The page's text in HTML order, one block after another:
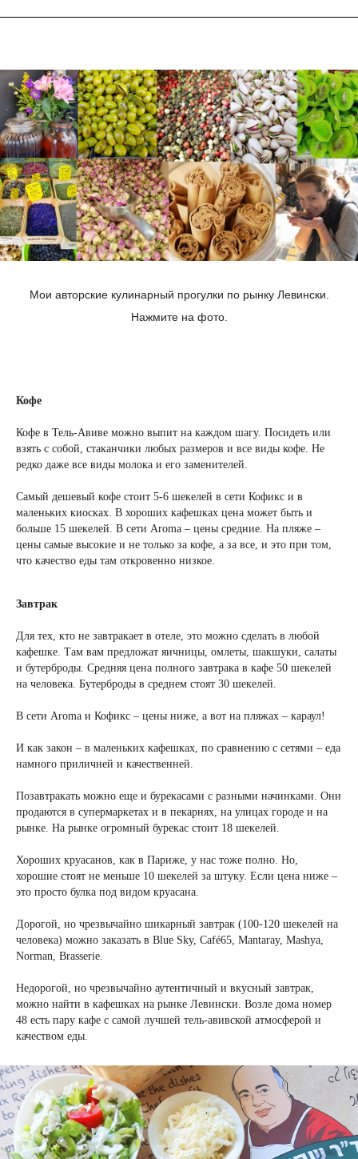
Мои авторские кулинарный прогулки по рынку Левински.
Нажмите на фото.
Кофе
Кофе в Тель-Авиве можно выпит на каждом шагу. Посидеть или
взять с собой, стаканчики любых размеров и все виды кофе. Не
редко даже все виды молока и его заменителей.
Самый дешевый кофе стоит 5-6 шекелей в сети Кофикс и в
маленьких киосках. В хороших кафешках цена может быть и
больше 15 шекелей. В сети Aroma – цены средние. На пляже –
цены самые высокие и не только за кофе, а за все, и это при том,
что качество еды там откровенно низкое.
Завтрак
Для тех, кто не завтракает в отеле, это можно сделать в любой
кафешке. Там вам предложат яичницы, омлеты, шакшуки, салаты
и бутерброды. Средняя цена полного завтрака в кафе 50 шекелей
на человека. Бутерброды в среднем стоят 30 шекелей.
В сети Aroma и Кофикс – цены ниже, а вот на пляжах – караул!
И как закон – в маленьких кафешках, по сравнению с сетями – еда
намного приличней и качественней.
Позавтракать можно еще и бурекасами с разными начинками. Они
продаются в супермаркетах и в пекарнях, на улицах городе и на
рынке. На рынке огромный бурекас стоит 18 шекелей.
Хороших круасанов, как в Париже, у нас тоже полно. Но,
хорошие стоят не меньше 10 шекелей за штуку. Если цена ниже –
это просто булка под видом круасана.
Дорогой, но чрезвычайно шикарный завтрак (100-120 шекелей на
человека) можно заказать в Blue Sky, Café65, Mantaray, Mashya,
Norman, Brasserie.
Недорогой, но чрезвычайно аутентичный и вкусный завтрак,
можно найти в кафешках на рынке Левински. Возле дома номер
48 есть пару кафе с самой лучшей тель-авивской атмосферой и
качеством еды.